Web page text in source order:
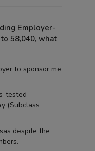
Employer-
58,040, what
to sponsor me
tested
(Subclass
despite the